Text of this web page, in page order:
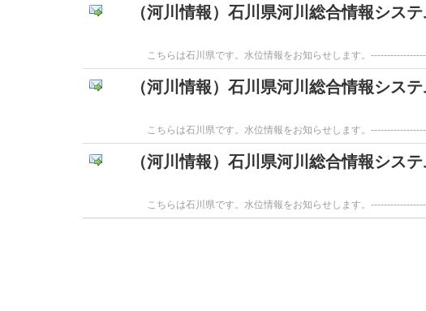
（河川情報）石川県河川総合情報シス
こちらは石川県です。水位情報をお知らせします。
（河川情報）石川県河川総合情報シス
こちらは石川県です。水位情報をお知らせします。
（河川情報）石川県河川総合情報シス
こちらは石川県です。水位情報をお知らせします。